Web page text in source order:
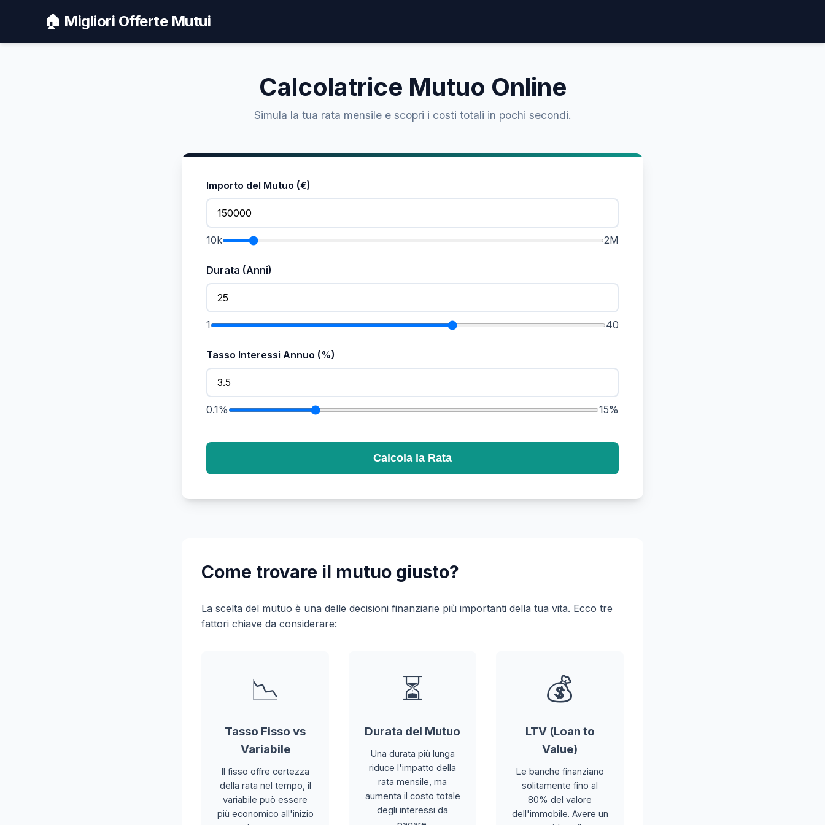
🏠 Migliori Offerte Mutui
Calcolatrice Mutuo Online
Simula la tua rata mensile e scopri i costi totali in pochi secondi.
Importo del Mutuo (€)
10k 2M
Durata (Anni)
1 40
Tasso Interessi Annuo (%)
0.1% 15%
Calcola la Rata
Come trovare il mutuo giusto?
La scelta del mutuo è una delle decisioni finanziarie più importanti della tua vita. Ecco tre
fattori chiave da considerare:
📉
Tasso Fisso vs
Variabile
Il fisso offre certezza
della rata nel tempo, il
variabile può essere
più economico all'inizio
⏳
Durata del Mutuo
Una durata più lunga
riduce l'impatto della
rata mensile, ma
aumenta il costo totale
degli interessi da
💰
LTV (Loan to
Value)
Le banche finanziano
solitamente fino al
80% del valore
dell'immobile. Avere un